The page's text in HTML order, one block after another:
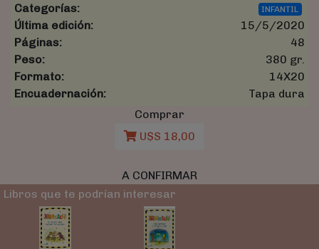
Categorías:
INFANTIL
Última edición:
15/5/2020
Páginas:
48
Peso:
380 gr.
Formato:
14X20
Encuadernación:
Tapa dura
Comprar
U$S 18,00
A CONFIRMAR
Libros que te podrían interesar